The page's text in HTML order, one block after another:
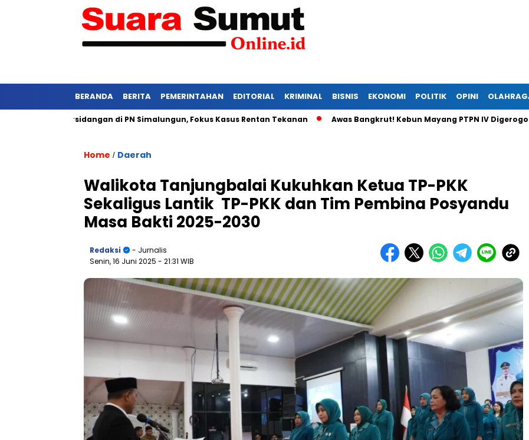
BERANDA BERITA PEMERINTAHAN EDITORIAL KRIMINAL BISNIS EKONOMI POLITIK OPINI
Persidangan di PN Simalungun, Fokus Kasus Rentan Tekanan Awas Bangkrut! Kebun Mayang PTPN IV Digerogoti
Home / Daerah
Walikota Tanjungbalai Kukuhkan Ketua TP-PKK
Sekaligus Lantik TP-PKK dan Tim Pembina Posyandu
Masa Bakti 2025-2030
Redaksi
- Jurnalis
Senin, 16 Juni 2025 - 21:31 WIB